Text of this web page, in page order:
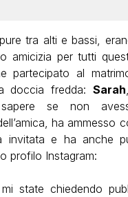
tra alti e bassi,
amicizia per tutti
partecipato al
doccia fredda: Sarah
se non
ha ammesso
invitata e ha anche
profilo Instagram:
state chiedendo